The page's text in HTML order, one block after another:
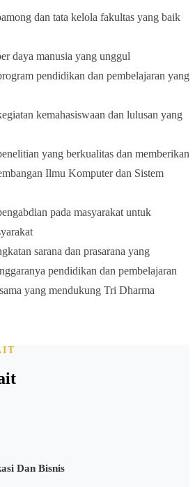
dan tata kelola fakultas yang baik
daya manusia yang unggul
pendidikan dan pembelajaran yang
kemahasiswaan dan lulusan yang
yang berkualitas dan memberikan
Ilmu Komputer dan Sistem
pada masyarakat untuk
sarana dan prasarana yang
pendidikan dan pembelajaran
yang mendukung Tri Dharma
Dan Bisnis